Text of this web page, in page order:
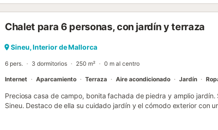
ubicación rural y explorar la isla....
Chalet para 6 personas, con jardín y terraza
Sineu, Interior de Mallorca
6 pers. 3 dormitorios 250 m² 0 m al centro
Internet Aparcamiento Terraza Aire acondicionado Jardín
Preciosa casa de campo, bonita fachada de piedra y amplio
Sineu. Destaco de ella su cuidado jardín y el cómodo exterior con
dobles y un baño con bañera. En planta primera un dormitorio